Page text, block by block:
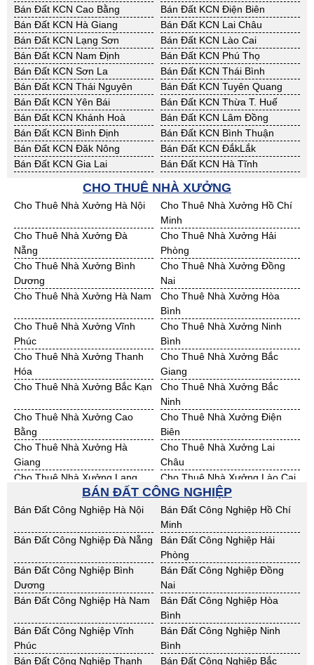
Bán Đất KCN Cao Bằng
Bán Đất KCN Điện Biên
Bán Đất KCN Hà Giang
Bán Đất KCN Lai Châu
Bán Đất KCN Lạng Sơn
Bán Đất KCN Lào Cai
Bán Đất KCN Nam Định
Bán Đất KCN Phú Thọ
Bán Đất KCN Sơn La
Bán Đất KCN Thái Bình
Bán Đất KCN Thái Nguyên
Bán Đất KCN Tuyên Quang
Bán Đất KCN Yên Bái
Bán Đất KCN Thừa T. Huế
Bán Đất KCN Khánh Hoà
Bán Đất KCN Lâm Đồng
Bán Đất KCN Bình Định
Bán Đất KCN Bình Thuận
Bán Đất KCN Đăk Nông
Bán Đất KCN ĐắkLắk
Bán Đất KCN Gia Lai
Bán Đất KCN Hà Tĩnh
Bán Đất KCN Nghệ An
Bán Đất KCN Ninh Thuận
Bán Đất KCN Phú Yên
Bán Đất KCN Quảng Bình
Bán Đất KCN Quảng Nam
Bán Đất KCN Quảng Ngãi
Bán Đất KCN Bà Rịa - VT
Bán Đất KCN Cần Thơ
Bán Đất KCN An Giang
Bán Đất KCN Bạc Liêu
Bán Đất KCN Bến Tre
Bán Đất KCN Bình Phước
Bán Đất KCN Cà Mau
Bán Đất KCN Đồng Tháp
Bán Đất KCN Hậu Giang
Bán Đất KCN Kiên Giang
Bán Đất KCN Long An
Bán Đất KCN Sóc Trăng
Bán Đất KCN Tây Ninh
Bán Đất KCN Tiền Giang
Bán Đất KCN Trà Vinh
Bán Đất KCN Vĩnh Long
Bán Đất KCN Hải Dương
Bán Đất KCN Hưng Yên
Bán Đất KCN Quảng Ninh
CHO THUÊ NHÀ XƯỞNG
Cho Thuê Nhà Xưởng Hà Nội
Cho Thuê Nhà Xưởng Hồ Chí
Minh
Cho Thuê Nhà Xưởng Đà
Nẵng
Cho Thuê Nhà Xưởng Hải
Phòng
Cho Thuê Nhà Xưởng Bình
Dương
Cho Thuê Nhà Xưởng Đồng
Nai
Cho Thuê Nhà Xưởng Hà Nam
Cho Thuê Nhà Xưởng Hòa
Bình
Cho Thuê Nhà Xưởng Vĩnh
Phúc
Cho Thuê Nhà Xưởng Ninh
Bình
Cho Thuê Nhà Xưởng Thanh
Hóa
Cho Thuê Nhà Xưởng Bắc
Giang
Cho Thuê Nhà Xưởng Bắc Kạn
Cho Thuê Nhà Xưởng Bắc
Ninh
Cho Thuê Nhà Xưởng Cao
Bằng
Cho Thuê Nhà Xưởng Điện
Biên
Cho Thuê Nhà Xưởng Hà
Giang
Cho Thuê Nhà Xưởng Lai
Châu
Cho Thuê Nhà Xưởng Lạng
Cho Thuê Nhà Xưởng Lào Cai
Cho Thuê Nhà Xưởng Nam
Cho Thuê Nhà Xưởng Phú Thọ
Cho Thuê Nhà Xưởng Sơn La
Cho Thuê Nhà Xưởng Thái
Bình
Cho Thuê Nhà Xưởng Thái
Nguyên
Cho Thuê Nhà Xưởng Tuyên
Quang
Cho Thuê Nhà Xưởng Yên Bái
Cho Thuê Nhà Xưởng Thừa T.
Huế
Cho Thuê Nhà Xưởng Khánh
Hoà
Cho Thuê Nhà Xưởng Lâm
Đồng
Cho Thuê Nhà Xưởng Bình
Cho Thuê Nhà Xưởng Bình
BÁN ĐẤT CÔNG NGHIỆP
Bán Đất Công Nghiệp Hà Nội
Bán Đất Công Nghiệp Hồ Chí
Minh
Bán Đất Công Nghiệp Đà Nẵng
Bán Đất Công Nghiệp Hải
Phòng
Bán Đất Công Nghiệp Bình
Dương
Bán Đất Công Nghiệp Đồng
Nai
Bán Đất Công Nghiệp Hà Nam
Bán Đất Công Nghiệp Hòa
Bình
Bán Đất Công Nghiệp Vĩnh
Phúc
Bán Đất Công Nghiệp Ninh
Bình
Bán Đất Công Nghiệp Thanh
Bán Đất Công Nghiệp Bắc